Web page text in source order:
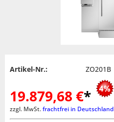
Artikel-Nr.: ZO201B
19.879,68 €*
zzgl. MwSt.frachtfrei in Deutschland